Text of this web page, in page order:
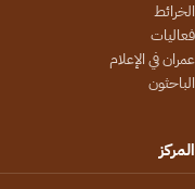
الخرائط
فعاليات
عمران في الإعلام
الباحثون
المركز